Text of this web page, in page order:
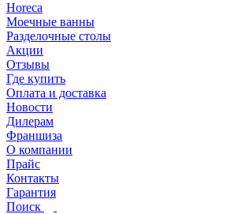
Horeca
Моечные ванны
Разделочные столы
Акции
Отзывы
Где купить
Оплата и доставка
Новости
Дилерам
Франшиза
О компании
Прайс
Контакты
Гарантия
Поиск